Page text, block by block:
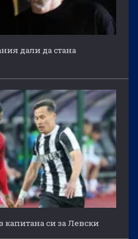
дали да стана
си за Левски